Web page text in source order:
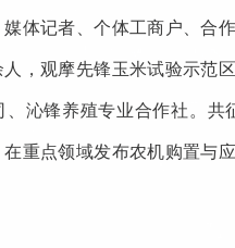
体记者、个体工商户、合
人，观摩先锋玉米试验示范
、沁锋养殖专业合作社。共
重点领域发布农机购置与